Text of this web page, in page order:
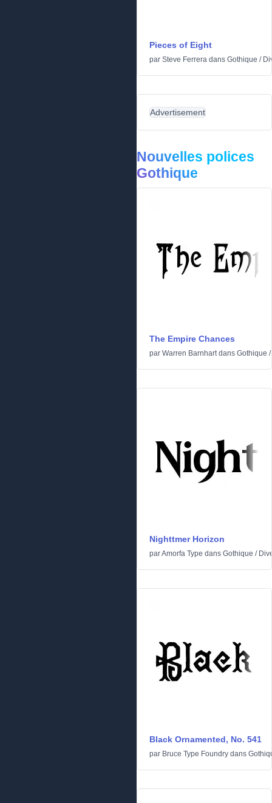
Pieces of Eight
par Steve Ferrera dans Gothique /
Advertisement
Nouvelles polices
Gothique
The Empire Chances
par Warren Barnhartdans Gothique /
Nighttmer Horizon
parAmorfa Type dans Gothique /
Black Ornamented, No. 541
par Bruce Type Foundry dans